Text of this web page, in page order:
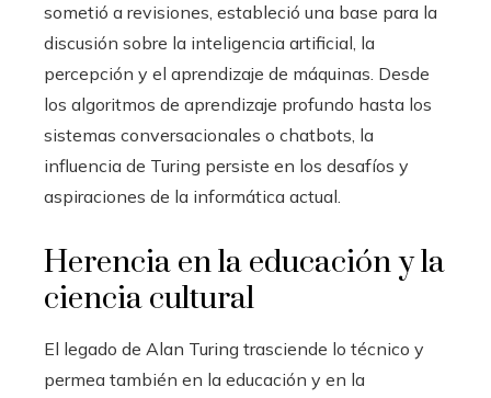
sometió a revisiones, estableció una base para la
discusión sobre la inteligencia artificial, la
percepción y el aprendizaje de máquinas. Desde
los algoritmos de aprendizaje profundo hasta los
sistemas conversacionales o chatbots, la
influencia de Turing persiste en los desafíos y
aspiraciones de la informática actual.
Herencia en la educación y la
ciencia cultural
El legado de Alan Turing trasciende lo técnico y
permea también en la educación y en la